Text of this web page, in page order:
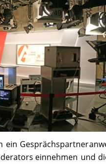
ein Gesprächspartner
einnehmen und